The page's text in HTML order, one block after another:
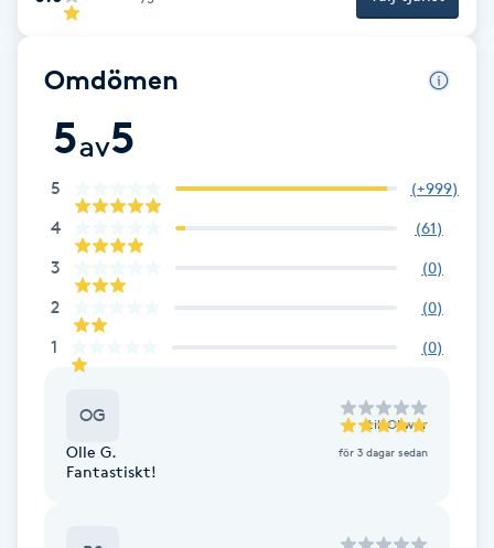
Fotsvamp
Fotvård
Fransar
Fransborttagning
Fransfärgning
Fransförlängning
Fransförlängning Volym
Omdömen
5av5
5 (+999)
4 (61)
3 (0)
2 (0)
1 (0)
OG till Oliwer
Olle G. för 3 dagar sedan
Fantastiskt!